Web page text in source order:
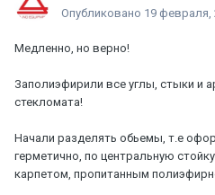
Опубликовано 19 февраля,
Медленно, но верно!
Заполиэфирили все углы, стыки и
стекломата!
Начали разделять обьемы, т.е
герметично, по центральную
карпетом, пропитанным